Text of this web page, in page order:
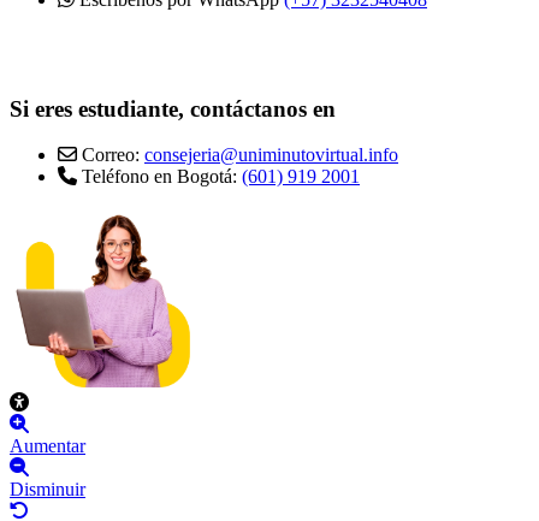
Si eres estudiante, contáctanos en
Correo: consejeria@uniminutovirtual.info
Teléfono en Bogotá: (601) 919 2001
Aumentar
Disminuir